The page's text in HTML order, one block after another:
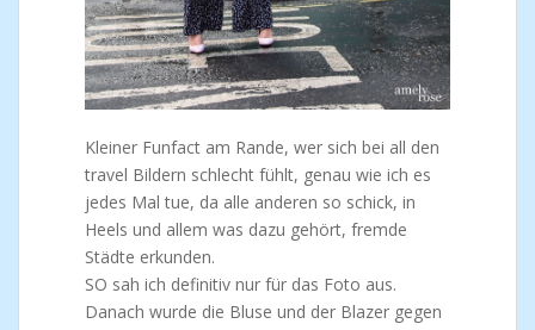
Kleiner Funfact am Rande, wer sich bei all den
travel Bildern schlecht fühlt, genau wie ich es
jedes Mal tue, da alle anderen so schick, in
Heels und allem was dazu gehört, fremde
Städte erkunden.
SO sah ich definitiv nur für das Foto aus.
Danach wurde die Bluse und der Blazer gegen